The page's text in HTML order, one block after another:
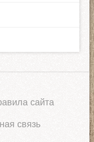
сайта
связь